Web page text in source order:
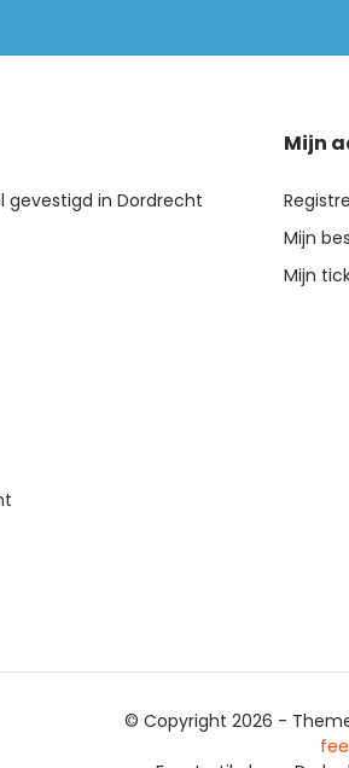
gevestigd in Dordrecht
Mijn
Mijn
Mijn
© Copyright 2026 -